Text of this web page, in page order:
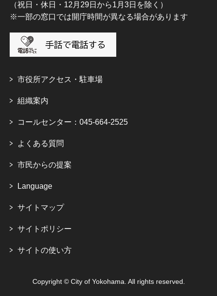
（祝日・休日・12月29日から1月3日を除く）
※一部の窓口では開庁時間が異なる場合があります
市役所アクセス・駐車場
組織案内
コールセンター：045-664-2525
よくある質問
市民からの提案
Language
サイトマップ
サイトポリシー
サイトの使い方
Copyright © City of Yokohama. All rights reserved.